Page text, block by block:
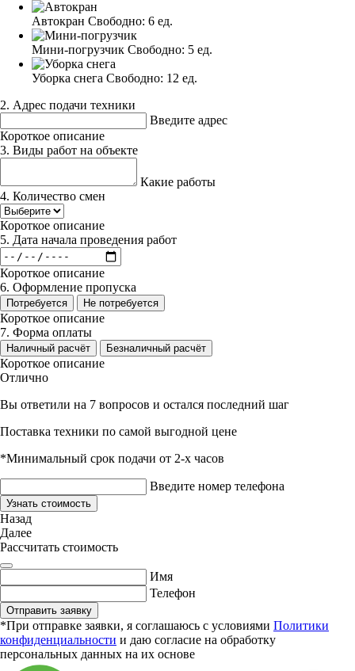
Автокран Свободно: 6 ед.
Мини-погрузчик Свободно: 5 ед.
Уборка снега Свободно: 12 ед.
2. Адрес подачи техники
Введите адрес
Короткое описание
3. Виды работ на объекте
Какие работы
4. Количество смен
Короткое описание
5. Дата начала проведения работ
Короткое описание
6. Оформление пропуска
Потребуется Не потребуется
Короткое описание
7. Форма оплаты
Наличный расчёт Безналичный расчёт
Короткое описание
Отлично
Вы ответили на 7 вопросов и остался последний шаг
Поставка техники по самой выгодной цене
*Минимальный срок подачи от 2-х часов
Введите номер телефона
Узнать стоимость
Назад
Далее
Рассчитать стоимость
Имя
Телефон
Отправить заявку
*При отправке заявки, я соглашаюсь с условиями Политики
конфиденциальности и даю согласие на обработку
персональных данных на их основе